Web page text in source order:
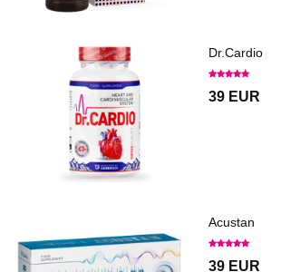
Dr.Cardio
39 EUR
Acustan
39 EUR